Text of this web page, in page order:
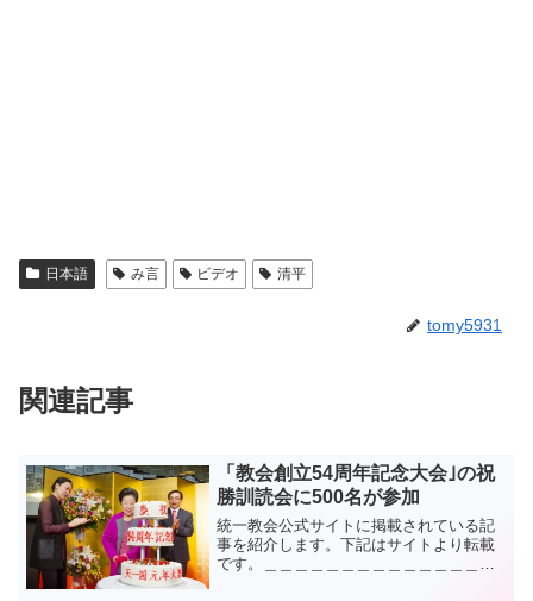
日本語 み言 ビデオ 清平
tomy5931
関連記事
「教会創立54周年記念大会｣の祝
勝訓読会に500名が参加
統一教会公式サイトに掲載されている記
事を紹介します。下記はサイトより転載
です。＿＿＿＿＿＿＿＿＿＿＿＿＿＿＿